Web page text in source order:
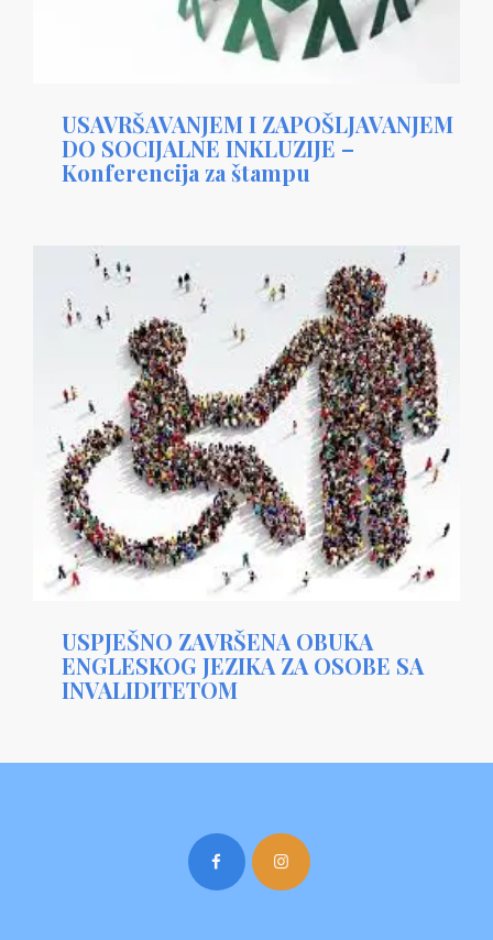
USAVRŠAVANJEM I ZAPOŠLJAVANJEM
DO SOCIJALNE INKLUZIJE –
Konferencija za štampu
USPJEŠNO ZAVRŠENA OBUKA
ENGLESKOG JEZIKA ZA OSOBE SA
INVALIDITETOM